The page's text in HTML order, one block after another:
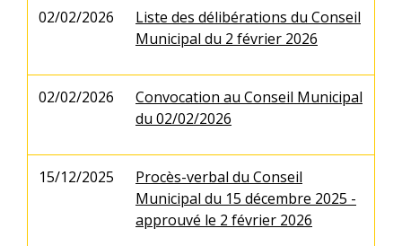
02/02/2026
Liste des délibérations du Conseil
Municipal du 2 février 2026
02/02/2026
Convocation au Conseil Municipal
du 02/02/2026
15/12/2025
Procès-verbal du Conseil
Municipal du 15 décembre 2025 -
approuvé le 2 février 2026